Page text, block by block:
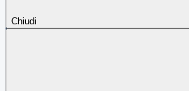
Chiudi